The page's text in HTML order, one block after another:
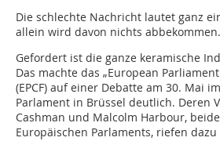
Die schlechte Nachricht lautet ganz
allein wird davon nichts abbekommen.
Gefordert ist die ganze keramische
Das machte das „­European
(EPCF) auf einer Debatte am 30. Mai
Parlament in Brüssel deutlich. Deren
Cashman und Malcolm Harbour,
Europäischen Parlaments, riefen